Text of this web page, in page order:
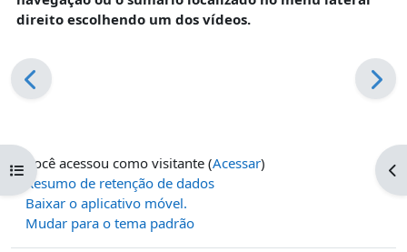
Abrir índice do curso
direito escolhendo um dos vídeos.
Você acessou como visitante (Acessar)
Resumo de retenção de dados
Baixar o aplicativo móvel.
Mudar para o tema padrão